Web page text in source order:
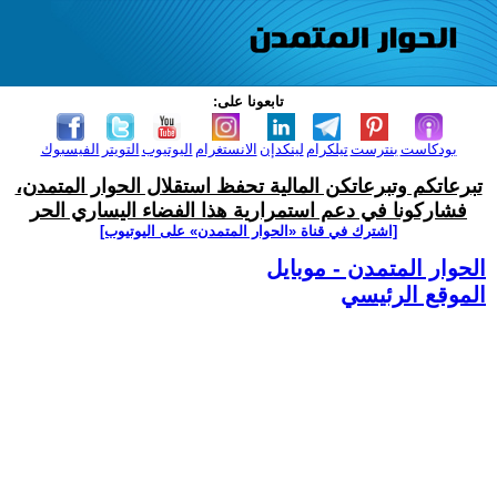
تابعونا على:
الفيسبوك التويتر اليوتيوب الانستغرام لينكدإن تيلكرامبنترست بودكاست
تبرعاتكم وتبرعاتكن المالية تحفظ استقلال الحوار المتمدن،
فشاركونا في دعم استمرارية هذا الفضاء اليساري الحر
[اشترك في قناة ‫«الحوار المتمدن» على اليوتيوب]
الحوار المتمدن - موبايل
الموقع الرئيسي